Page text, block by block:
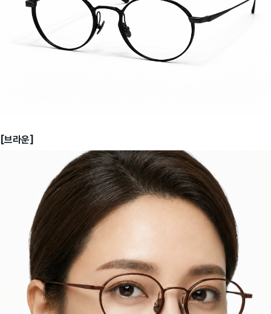
[브라운]